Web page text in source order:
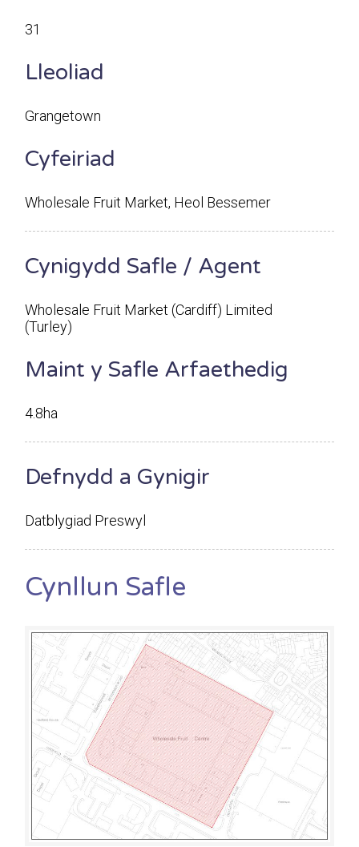
31
Lleoliad
Grangetown
Cyfeiriad
Wholesale Fruit Market, Heol Bessemer
Cynigydd Safle / Agent
Wholesale Fruit Market (Cardiff) Limited
(Turley)
Maint y Safle Arfaethedig
4.8ha
Defnydd a Gynigir
Datblygiad Preswyl
Cynllun Safle